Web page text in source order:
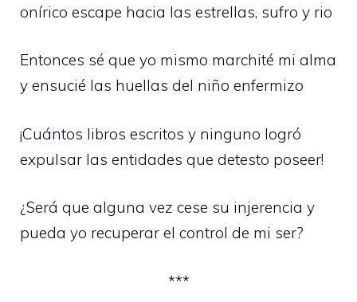
onírico escape hacia las estrellas, sufro y rio
Entonces sé que yo mismo marchité mi alma
y ensucié las huellas del niño enfermizo
¡Cuántos libros escritos y ninguno logró
expulsar las entidades que detesto poseer!
¿Será que alguna vez cese su injerencia y
pueda yo recuperar el control de mi ser?
***